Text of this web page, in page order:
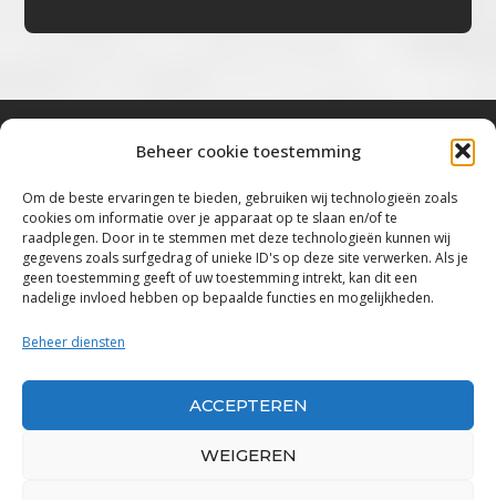
Beheer cookie toestemming
Om de beste ervaringen te bieden, gebruiken wij technologieën zoals
cookies om informatie over je apparaat op te slaan en/of te
raadplegen. Door in te stemmen met deze technologieën kunnen wij
gegevens zoals surfgedrag of unieke ID's op deze site verwerken. Als je
geen toestemming geeft of uw toestemming intrekt, kan dit een
nadelige invloed hebben op bepaalde functies en mogelijkheden.
Beheer diensten
ACCEPTEREN
WEIGEREN
“Voor de mooiste Blues, Rock, Roots &
Americana”
Copyright 2019 – 2026 Bluestown Music – All